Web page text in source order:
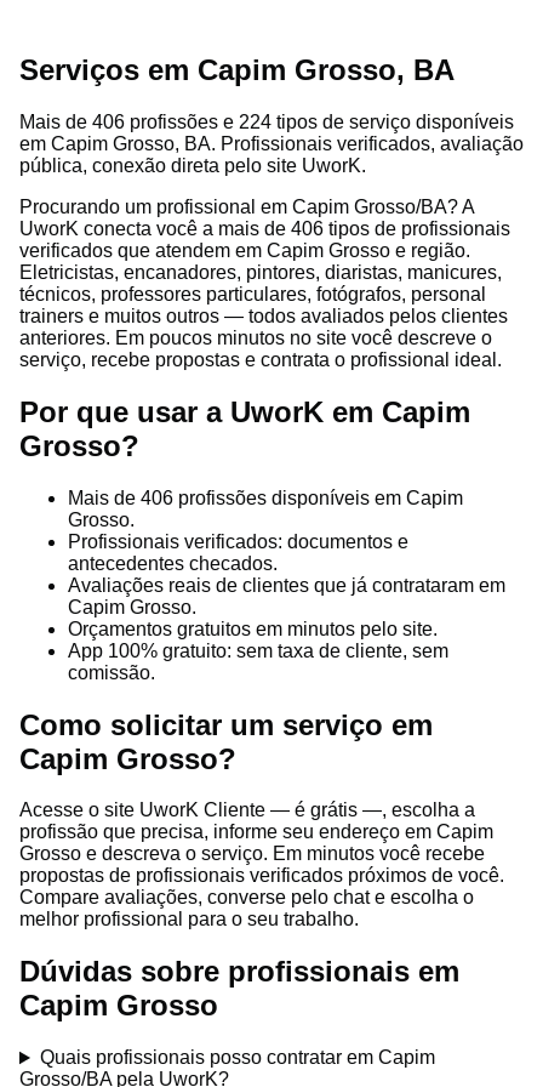
Serviços em Capim Grosso, BA
Mais de 406 profissões e 224 tipos de serviço disponíveis
em Capim Grosso, BA. Profissionais verificados, avaliação
pública, conexão direta pelo site UworK.
Procurando um profissional em Capim Grosso/BA? A
UworK conecta você a mais de 406 tipos de profissionais
verificados que atendem em Capim Grosso e região.
Eletricistas, encanadores, pintores, diaristas, manicures,
técnicos, professores particulares, fotógrafos, personal
trainers e muitos outros — todos avaliados pelos clientes
anteriores. Em poucos minutos no site você descreve o
serviço, recebe propostas e contrata o profissional ideal.
Por que usar a UworK em Capim
Grosso?
Mais de 406 profissões disponíveis em Capim
Grosso.
Profissionais verificados: documentos e
antecedentes checados.
Avaliações reais de clientes que já contrataram em
Capim Grosso.
Orçamentos gratuitos em minutos pelo site.
App 100% gratuito: sem taxa de cliente, sem
comissão.
Como solicitar um serviço em
Capim Grosso?
Acesse o site UworK Cliente — é grátis —, escolha a
profissão que precisa, informe seu endereço em Capim
Grosso e descreva o serviço. Em minutos você recebe
propostas de profissionais verificados próximos de você.
Compare avaliações, converse pelo chat e escolha o
melhor profissional para o seu trabalho.
Dúvidas sobre profissionais em
Capim Grosso
Quais profissionais posso contratar em Capim
Grosso/BA pela UworK?